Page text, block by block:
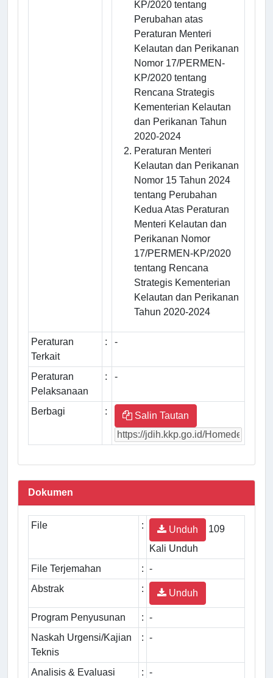
KP/2020 tentang
Perubahan atas
Peraturan Menteri
Kelautan dan Perikanan
Nomor 17/PERMEN-
KP/2020 tentang
Rencana Strategis
Kementerian Kelautan
dan Perikanan Tahun
2020-2024
Peraturan Menteri
Kelautan dan Perikanan
Nomor 15 Tahun 2024
tentang Perubahan
Kedua Atas Peraturan
Menteri Kelautan dan
Perikanan Nomor
17/PERMEN-KP/2020
tentang Rencana
Strategis Kementerian
Kelautan dan Perikanan
Tahun 2020-2024
Peraturan
Terkait
: -
Peraturan
Pelaksanaan
: -
Berbagi : Salin Tautan
Dokumen
File : Unduh
109
Kali Unduh
File Terjemahan
: -
Abstrak
: Unduh
Program Penyusunan : -
Naskah Urgensi/Kajian
Teknis
: -
Analisis & Evaluasi : -